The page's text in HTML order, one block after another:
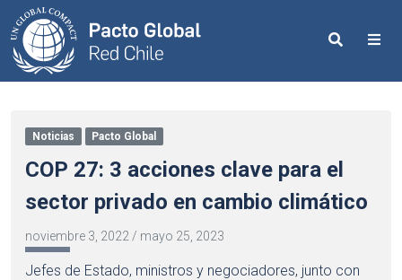
Search
Noticias Pacto Global
COP 27: 3 acciones clave para el
sector privado en cambio climático
noviembre 3, 2022 / mayo 25, 2023
Jefes de Estado, ministros y negociadores, junto con